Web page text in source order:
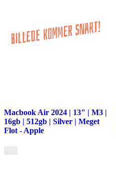
Macbook Air 2024 | 13" | M3 |
16gb | 512gb | Silver | Meget
Flot - Apple